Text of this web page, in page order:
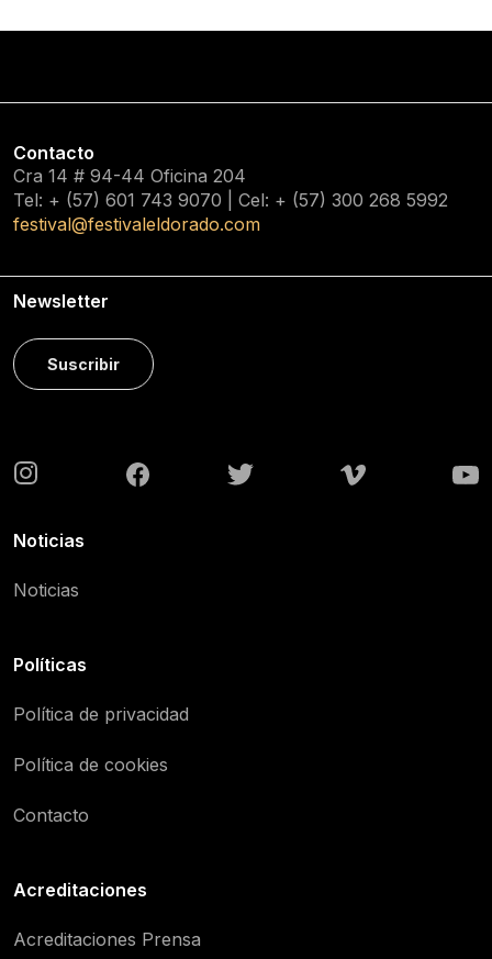
Contacto
Cra 14 # 94-44 Oficina 204
Tel: + (57) 601 743 9070 | Cel: + (57) 300 268 5992
festival@festivaleldorado.com
Newsletter
Suscribir
Noticias
Noticias
Políticas
Política de privacidad
Política de cookies
Contacto
Acreditaciones
Acreditaciones Prensa